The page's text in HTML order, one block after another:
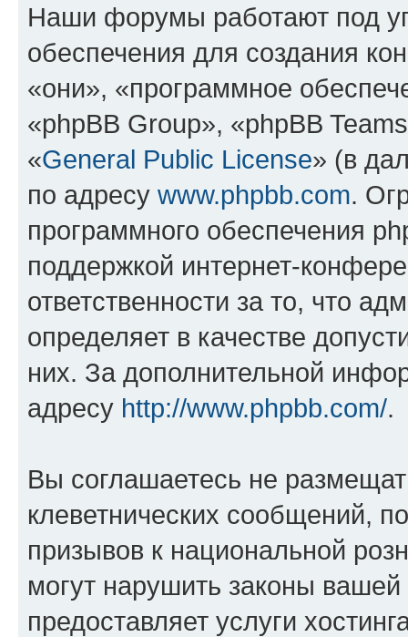
Наши форумы работают под
обеспечения для создания
«они», «программное
«phpBB Group», «phpBB
«General Public License» (в
по адресу www.phpbb.com.
программного обеспечения
поддержкой интернет-
ответственности за то, что
определяет в качестве
них. За дополнительной
адресу http://www.phpbb.com/.
Вы соглашаетесь не
клеветнических сообщений,
призывов к национальной
могут нарушить законы
предоставляет услуги